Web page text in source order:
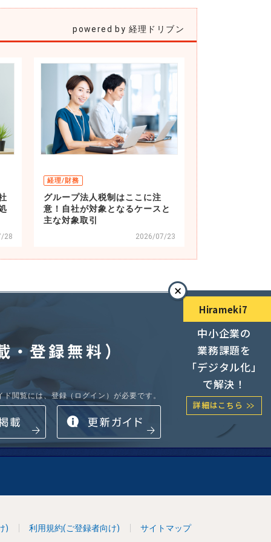
powered by 経理ドリブン
28
経理/財務
2026/07/23
グループ法人税制はここに注
意！自社が対象となるケースと
主な対象取引
中
ド閲覧には、登録（ログイン）が必要です。
Hirameki7
中小企業の
業務課題を
「デジタル化」
で解決！
詳細はこちら
) 利用規約(ご登録者向け) サイトマップ